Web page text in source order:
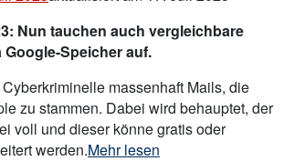
Nun tauchen auch vergleichbare
Google-Speicher auf.
massenhaft Mails, die
zu stammen. Dabei wird behauptet, der
voll und dieser könne gratis oder
werden.„Phishing
Mehr lesen